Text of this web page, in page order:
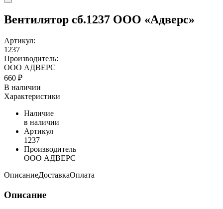
Вентилятор сб.1237 ООО «Адверс»
Артикул:
1237
Производитель:
ООО АДВЕРС
660 ₽
В наличии
Характеристики
Наличие
в наличии
Артикул
1237
Производитель
ООО АДВЕРС
ОписаниеДоставкаОплата
Описание